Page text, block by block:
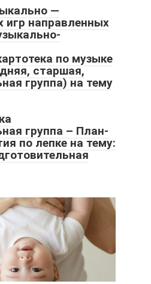
—
игр направленных
по музыке
старшая,
группа) на тему
группа – План-
по лепке на тему: